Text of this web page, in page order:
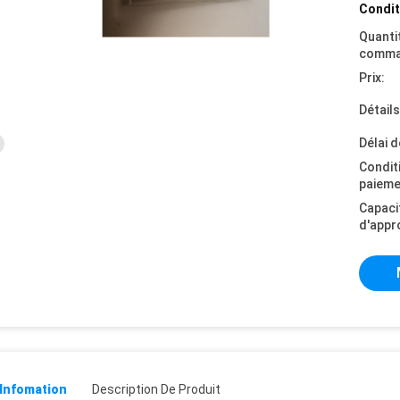
Prix:
Délai
Description De Produit